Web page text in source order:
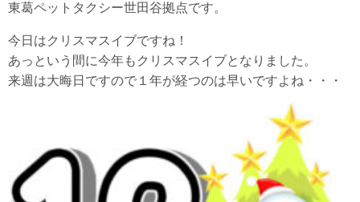
東葛ペットタクシー世田谷拠点です。
今日はクリスマスイブですね！
あっという間に今年もクリスマスイブとなりました。
来週は大晦日ですので１年が経つのは早いですよね・・・